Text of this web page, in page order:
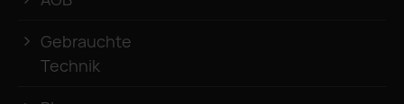
Gebrauchte
Technik